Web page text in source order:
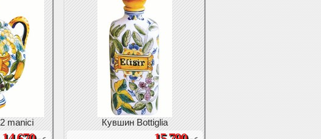
manici Кувшин Bottiglia